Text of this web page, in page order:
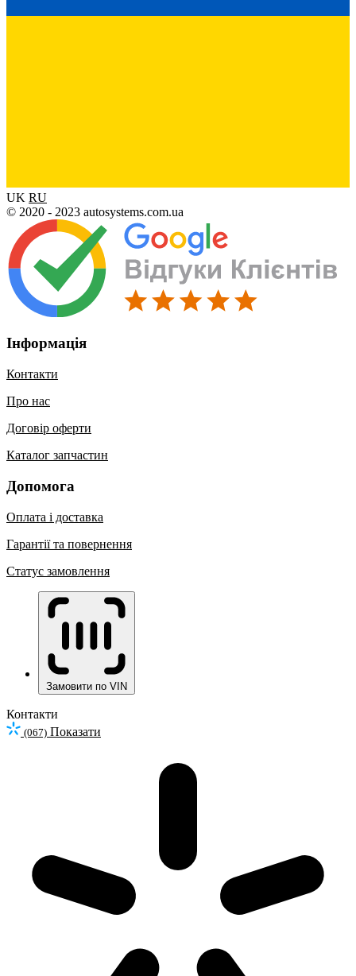
UK RU
© 2020 - 2023 autosystems.com.ua
Інформація
Контакти
Про нас
Договір оферти
Каталог запчастин
Допомога
Оплата і доставка
Гарантії та повернення
Статус замовлення
Замовити по VIN
Контакти
(067) Показати